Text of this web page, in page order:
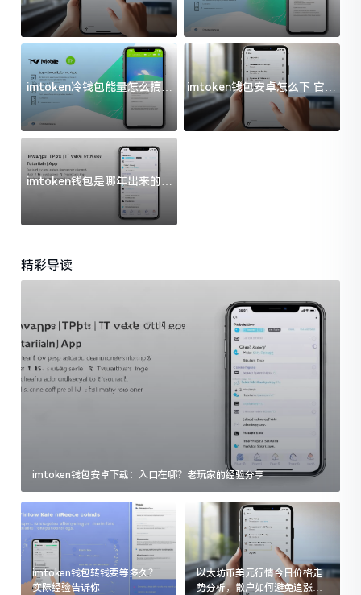
址？三步搞定不踩坑
几件事没处理好
imtoken冷钱包能量怎么搞？
过来人告诉你门道
imtoken钱包安卓怎么下 官方
渠道避坑指南
imtoken钱包是哪年出来的？
一文给你说清楚
精彩导读
imtoken钱包安卓下载：入口在哪？老玩家的经验分享
imtoken钱包转钱要等多久？
实际经验告诉你
以太坊币美元行情今日价格走
势分析，散户如何避免追涨杀